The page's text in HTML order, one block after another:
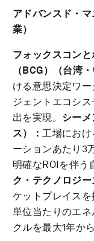
アドバンスド・
業）
フォックスコン
（BCG）（台湾
ける意思決定ワ
ジェントエコシ
出を実現。 シー
ス）：工場にお
ーションあたり3
明確なROIを伴う
ク・テクノロジー
ケットプレイスを
単位当たりのエ
クルを最大1年か